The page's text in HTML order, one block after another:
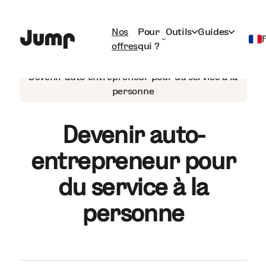
Nos
offres
Pour
qui ?
Outils Guides
Devenir auto-entrepreneur pour du service à la
personne
Devenir auto-
entrepreneur pour
du service à la
personne